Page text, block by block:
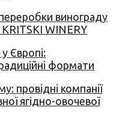
винограду
WINERY
Європі:
формати
провідні компанії
ягідно-овочевої